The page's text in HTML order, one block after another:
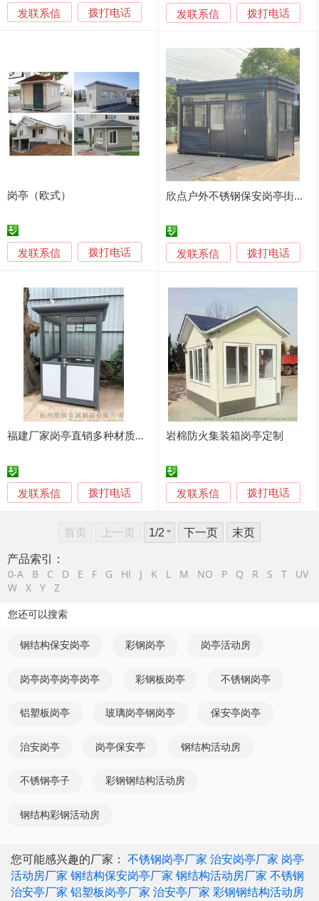
发联系信 拨打电话 发联系信 拨打电话
岗亭（欧式）
发联系信 拨打电话
欣点户外不锈钢保安岗亭街道治安值班室遮阳挡雨
发联系信 拨打电话
福建厂家岗亭直销多种材质可选
发联系信 拨打电话
岩棉防火集装箱岗亭定制
发联系信 拨打电话
首页 上一页 下一页
末页
产品索引：
0-A B C D E F G HI J K L M NO P Q R S T
UV
W
X Y Z
您还可以搜索
钢结构保安岗亭 彩钢岗亭 岗亭活动房
岗亭岗亭岗亭岗亭 彩钢板岗亭 不锈钢岗亭
铝塑板岗亭 玻璃岗亭钢岗亭 保安亭岗亭
治安岗亭 岗亭保安亭 钢结构活动房
不锈钢亭子 彩钢钢结构活动房
钢结构彩钢活动房
您可能感兴趣的厂家： 不锈钢岗亭厂家 治安岗亭厂家 岗亭
活动房厂家 钢结构保安岗亭厂家 钢结构活动房厂家 不锈钢
治安亭厂家 铝塑板岗亭厂家 治安亭厂家 彩钢钢结构活动房